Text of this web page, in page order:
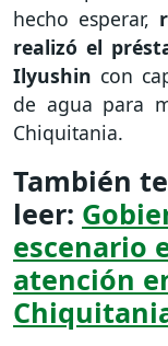
hecho esperar,
realizó el
Ilyushin con
de agua para
Chiquitania.
También
leer:
escenario
atención